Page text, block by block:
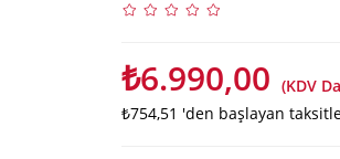
₺6.990,00 (KDV
₺754,51 'den başlayan